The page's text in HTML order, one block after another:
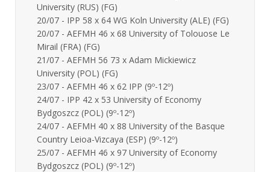
University (RUS) (FG)
20/07 - IPP 58 x 64 WG Koln University (ALE) (FG)
20/07 - AEFMH 46 x 68 University of Tolouose Le
Mirail (FRA) (FG)
21/07 - AEFMH 56 73 x Adam Mickiewicz
University (POL) (FG)
23/07 - AEFMH 46 x 62 IPP (9º-12º)
24/07 - IPP 42 x 53 University of Economy
Bydgoszcz (POL) (9º-12º)
24/07 - AEFMH 40 x 88 University of the Basque
Country Leioa-Vizcaya (ESP) (9º-12º)
25/07 - AEFMH 46 x 97 University of Economy
Bydgoszcz (POL) (9º-12º)